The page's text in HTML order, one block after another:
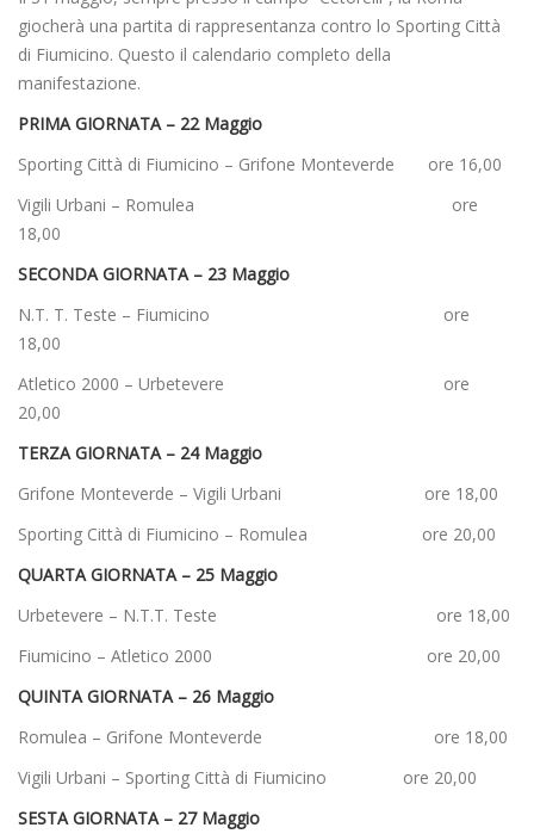
giocherà una partita di rappresentanza contro lo Sporting Città
di Fiumicino. Questo il calendario completo della
manifestazione.
PRIMA GIORNATA – 22 Maggio
Sporting Città di Fiumicino – Grifone Monteverde ore 16,00
Vigili Urbani – Romulea ore
18,00
SECONDA GIORNATA – 23 Maggio
N.T. T. Teste – Fiumicino ore
18,00
Atletico 2000 – Urbetevere ore
20,00
TERZA GIORNATA – 24 Maggio
Grifone Monteverde – Vigili Urbani ore 18,00
Sporting Città di Fiumicino – Romulea ore 20,00
QUARTA GIORNATA – 25 Maggio
Urbetevere – N.T.T. Teste ore 18,00
Fiumicino – Atletico 2000 ore 20,00
QUINTA GIORNATA – 26 Maggio
Romulea – Grifone Monteverde ore 18,00
Vigili Urbani – Sporting Città di Fiumicino ore 20,00
SESTA GIORNATA – 27 Maggio